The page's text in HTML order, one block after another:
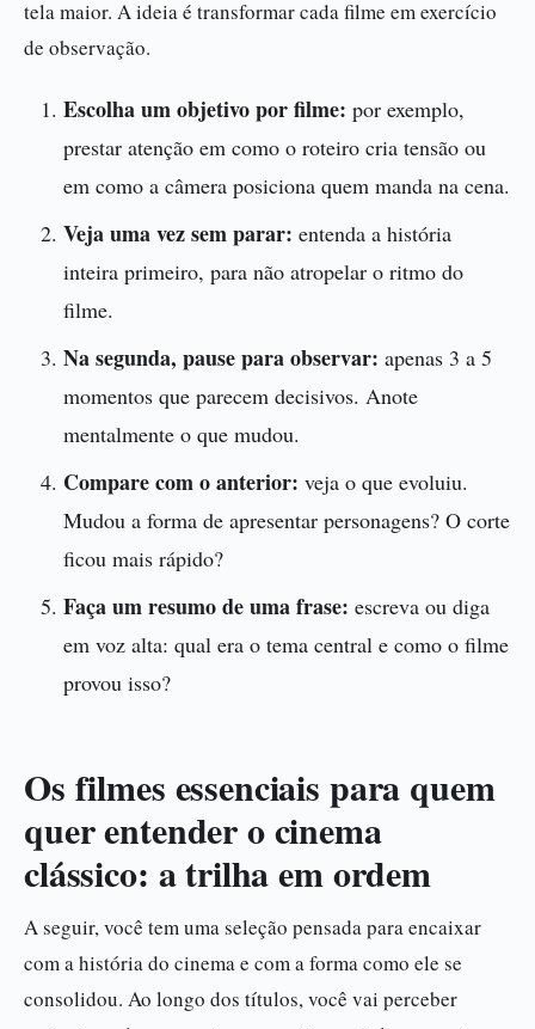
tela maior. A ideia é transformar cada filme em exercício
de observação.
Escolha um objetivo por filme: por exemplo,
prestar atenção em como o roteiro cria tensão ou
em como a câmera posiciona quem manda na cena.
Veja uma vez sem parar: entenda a história
inteira primeiro, para não atropelar o ritmo do
filme.
Na segunda, pause para observar: apenas 3 a 5
momentos que parecem decisivos. Anote
mentalmente o que mudou.
Compare com o anterior: veja o que evoluiu.
Mudou a forma de apresentar personagens? O corte
ficou mais rápido?
Faça um resumo de uma frase: escreva ou diga
em voz alta: qual era o tema central e como o filme
provou isso?
Os filmes essenciais para quem
quer entender o cinema
clássico: a trilha em ordem
A seguir, você tem uma seleção pensada para encaixar
com a história do cinema e com a forma como ele se
consolidou. Ao longo dos títulos, você vai perceber